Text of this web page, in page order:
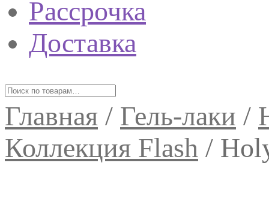
Рассрочка
Доставка
Главная / Гель-лаки /
Коллекция Flash /